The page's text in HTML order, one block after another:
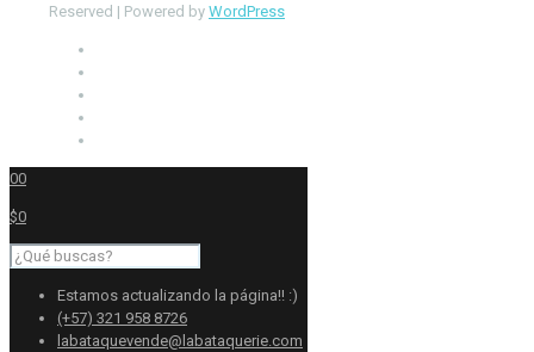
Reserved | Powered by WordPress
00
$0
Estamos actualizando la página!! :)
(+57) 321 958 8726
labataquevende@labataquerie.com